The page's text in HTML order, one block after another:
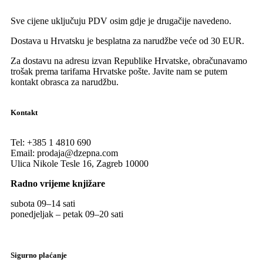
Sve cijene uključuju PDV osim gdje je drugačije navedeno.
Dostava u Hrvatsku je besplatna za narudžbe veće od 30 EUR.
Za dostavu na adresu izvan Republike Hrvatske, obračunavamo
trošak prema tarifama Hrvatske pošte. Javite nam se putem
kontakt obrasca za narudžbu.
Kontakt
Tel: +385 1 4810 690
Email: prodaja@dzepna.com
Ulica Nikole Tesle 16, Zagreb 10000
Radno vrijeme knjižare
subota 09–14 sati
ponedjeljak – petak 09–20 sati
Sigurno plaćanje